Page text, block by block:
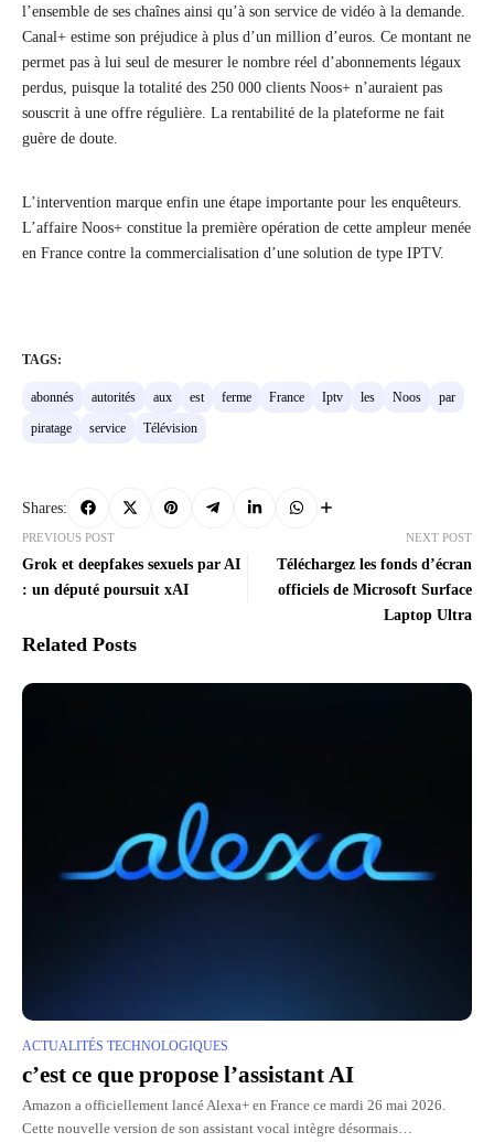
l’ensemble de ses chaînes ainsi qu’à son service de vidéo à la demande.
Canal+ estime son préjudice à plus d’un million d’euros. Ce montant ne
permet pas à lui seul de mesurer le nombre réel d’abonnements légaux
perdus, puisque la totalité des 250 000 clients Noos+ n’auraient pas
souscrit à une offre régulière. La rentabilité de la plateforme ne fait
guère de doute.
L’intervention marque enfin une étape importante pour les enquêteurs.
L’affaire Noos+ constitue la première opération de cette ampleur menée
en France contre la commercialisation d’une solution de type IPTV.
TAGS:
abonnés autorités aux est ferme France Iptv les Noos
par
piratage
service Télévision
Shares:
PREVIOUS POST
Grok et deepfakes sexuels par AI
: un député poursuit xAI
NEXT POST
Téléchargez les fonds d’écran
officiels de Microsoft Surface
Laptop Ultra
Related Posts
ACTUALITÉS TECHNOLOGIQUES
c’est ce que propose l’assistant AI
Amazon a officiellement lancé Alexa+ en France ce mardi 26 mai 2026.
Cette nouvelle version de son assistant vocal intègre désormais